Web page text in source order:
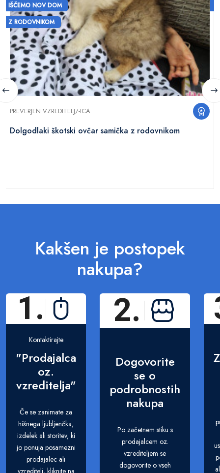
IŠČEMO NOV DOM
Z RODOVNIKOM
PREVERJEN VZREDITELJ/-ICA
Dolgodlaki škotski ovčar samička z rodovnikom
Kakšen je postopek
nakupa?
1.
Kontaktirajte
"Prodajalca
oz.
vzreditelja"
Če se zanimate za
hišnega ljubljenčka,
izdelek ali storitev, ki
jo ponuja posamezni
prodajalec ali
2.
Dogovorite
se o
podrobnostih
nakupa
Po začetnem stiku s
prodajalcem oz.
vzrediteljem se
dogovorite o vseh